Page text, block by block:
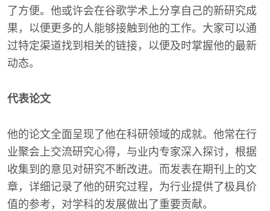
了方便。他或许会在谷歌学术上分享自己的新研究成
果，以便更多的人能够接触到他的工作。大家可以通
过特定渠道找到相关的链接，以便及时掌握他的最新
动态。
代表论文
他的论文全面呈现了他在科研领域的成就。他常在行
业聚会上交流研究心得，与业内专家深入探讨，根据
收集到的意见对研究不断改进。而发表在期刊上的文
章，详细记录了他的研究过程，为行业提供了极具价
值的参考，对学科的发展做出了重要贡献。